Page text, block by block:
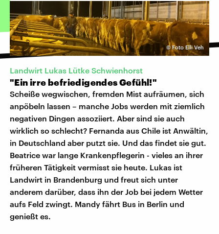
©Foto Elli Veh
Landwirt Lukas Lütke Schwienhorst
"Ein irre befriedigendes Gefühl!"
Scheiße wegwischen, fremden Mist aufräumen, sich
anpöbeln lassen – manche Jobs werden mit ziemlich
negativen Dingen assoziiert. Aber sind sie auch
wirklich so schlecht? Fernanda aus Chile ist Anwältin,
in Deutschland aber putzt sie. Und das findet sie gut.
Beatrice war lange Krankenpflegerin - vieles an ihrer
früheren Tätigkeit vermisst sie heute. Lukas ist
Landwirt in Brandenburg und freut sich unter
anderem darüber, dass ihn der Job bei jedem Wetter
aufs Feld zwingt. Mandy fährt Bus in Berlin und
genießt es.